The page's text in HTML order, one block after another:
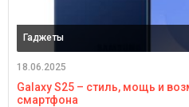
Гаджеты
18.06.2025
Galaxy S25 – стиль, мощь и
смартфона